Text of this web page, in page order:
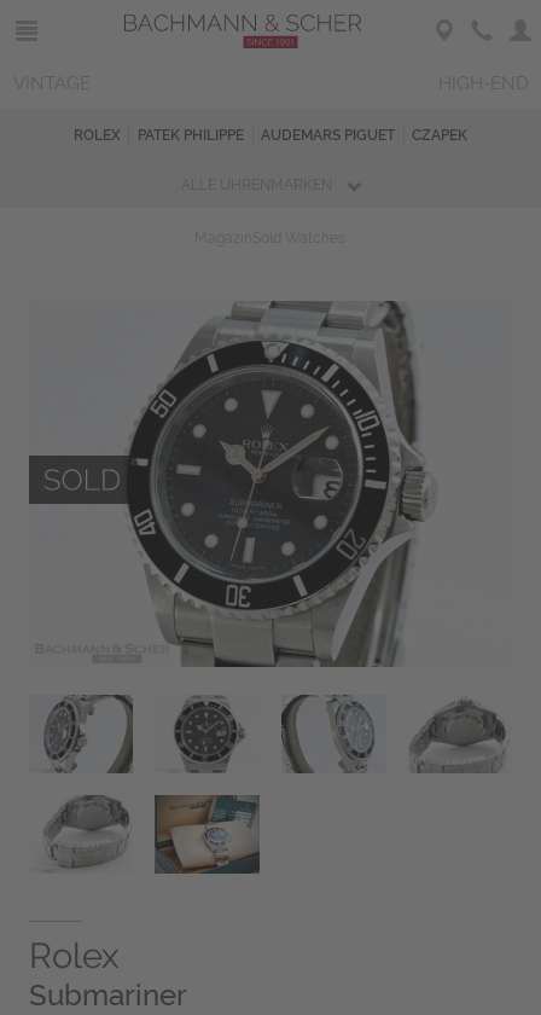
ROLEX PATEK PHILIPPE AUDEMARS PIGUET CZAPEK
Rolex
Submariner